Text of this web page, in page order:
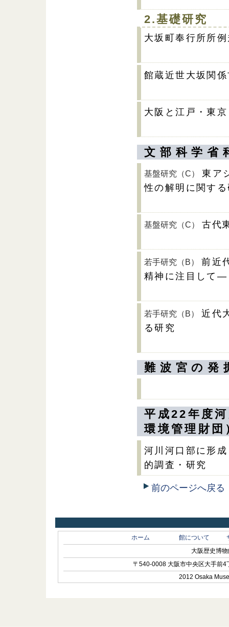
2.基礎研究
大坂町奉行所所
館蔵近世大坂関
大阪と江戸・東
文部科学省
基盤研究（C）
東ア
性の解明に関す
基盤研究（C） 古代
若手研究（B）
前近
精神に注目して―
若手研究（B）
近代
る研究
難波宮の発
平成22年度
環境管理財団
河川河口部に形
的調査・研究
前のページへ戻る
ホーム 館について
大阪歴史博
〒540-0008 大阪市中央区大手
2012 Osaka